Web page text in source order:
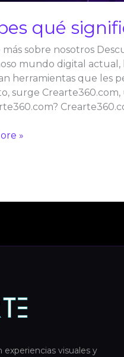
qué
más sobre nosotros
mundo digital actual,
herramientas que les
surge
»
experiencias visuales y